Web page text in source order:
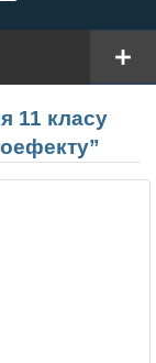
11 класу